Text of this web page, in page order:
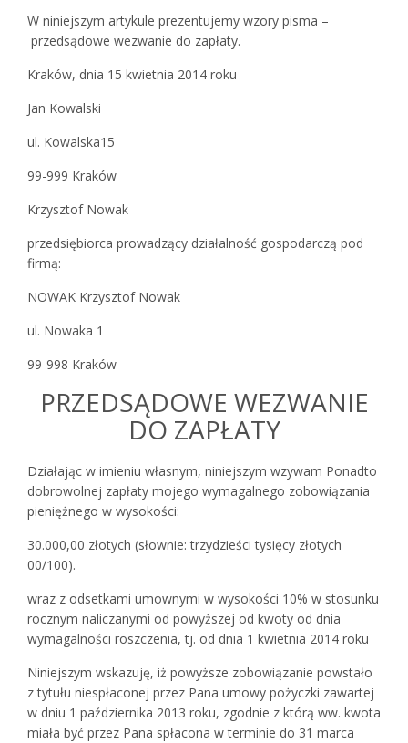
W niniejszym artykule prezentujemy wzory pisma –
przedsądowe wezwanie do zapłaty.
Kraków, dnia 15 kwietnia 2014 roku
Jan Kowalski
ul. Kowalska15
99-999 Kraków
Krzysztof Nowak
przedsiębiorca prowadzący działalność gospodarczą pod
firmą:
NOWAK Krzysztof Nowak
ul. Nowaka 1
99-998 Kraków
PRZEDSĄDOWE WEZWANIE
DO ZAPŁATY
Działając w imieniu własnym, niniejszym wzywam Ponadto
dobrowolnej zapłaty mojego wymagalnego zobowiązania
pieniężnego w wysokości:
30.000,00 złotych (słownie: trzydzieści tysięcy złotych
00/100).
wraz z odsetkami umownymi w wysokości 10% w stosunku
rocznym naliczanymi od powyższej od kwoty od dnia
wymagalności roszczenia, tj. od dnia 1 kwietnia 2014 roku
Niniejszym wskazuję, iż powyższe zobowiązanie powstało
z tytułu niespłaconej przez Pana umowy pożyczki zawartej
w dniu 1 października 2013 roku, zgodnie z którą ww. kwota
miała być przez Pana spłacona w terminie do 31 marca